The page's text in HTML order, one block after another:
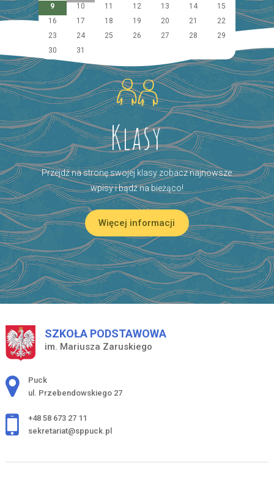
9
10 11 12 13 14
15
16
17 18 19 20 21
22
23
24 25 26 27 28
29
30
31
Klasy
Przejdź na stronę swojej klasy zobacz najnowsze
wpisy i bądź na bieżąco!
Więcej informacji
SZKOŁA PODSTAWOWA
im. Mariusza Zaruskiego
Adres pocztowy:
Puck
ul. Przebendowskiego 27
+48 58 673 27 11
sekretariat@sppuck.pl